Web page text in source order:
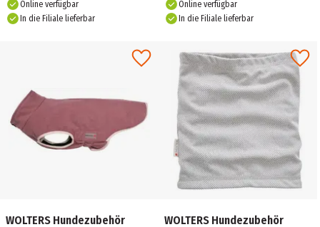
Online verfügbar
In die Filiale lieferbar
Online verfügbar
In die Filiale lieferbar
WOLTERS Hundezubehör
WOLTERS Hundezubehör